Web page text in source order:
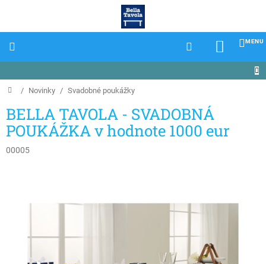
Domov
/ Novinky / Svadobné poukážky
BELLA TAVOLA - SVADOBNÁ
POUKÁŽKA v hodnote 1000 eur
00005